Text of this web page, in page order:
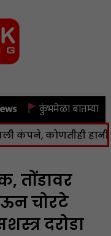
कुंभमेळा बातम्या
हानी नाही |
तोंडावर
चोरटे
दरोडा